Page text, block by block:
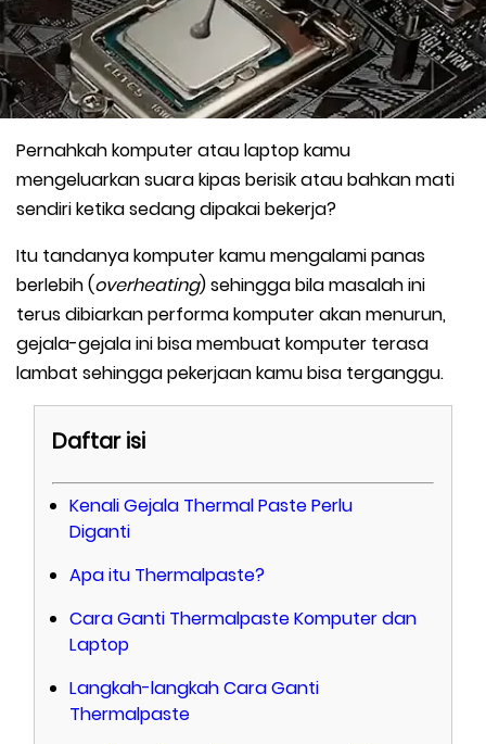
Pernahkah komputer atau laptop kamu
mengeluarkan suara kipas berisik atau bahkan mati
sendiri ketika sedang dipakai bekerja?
Itu tandanya komputer kamu mengalami panas
berlebih (overheating) sehingga bila masalah ini
terus dibiarkan performa komputer akan menurun,
gejala-gejala ini bisa membuat komputer terasa
lambat sehingga pekerjaan kamu bisa terganggu.
Daftar isi
Kenali Gejala Thermal Paste Perlu
Diganti
Apa itu Thermalpaste?
Cara Ganti Thermalpaste Komputer dan
Laptop
Langkah-langkah Cara Ganti
Thermalpaste